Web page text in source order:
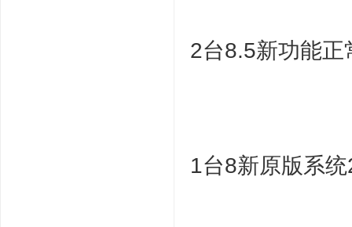
2台8.5新功能
1台8新原版系